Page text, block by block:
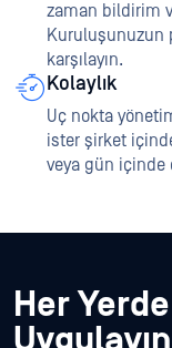
zaman bildirim
Kuruluşunuzun
karşılayın.
Kolaylık
Uç nokta
ister şirket
veya gün içinde
Her